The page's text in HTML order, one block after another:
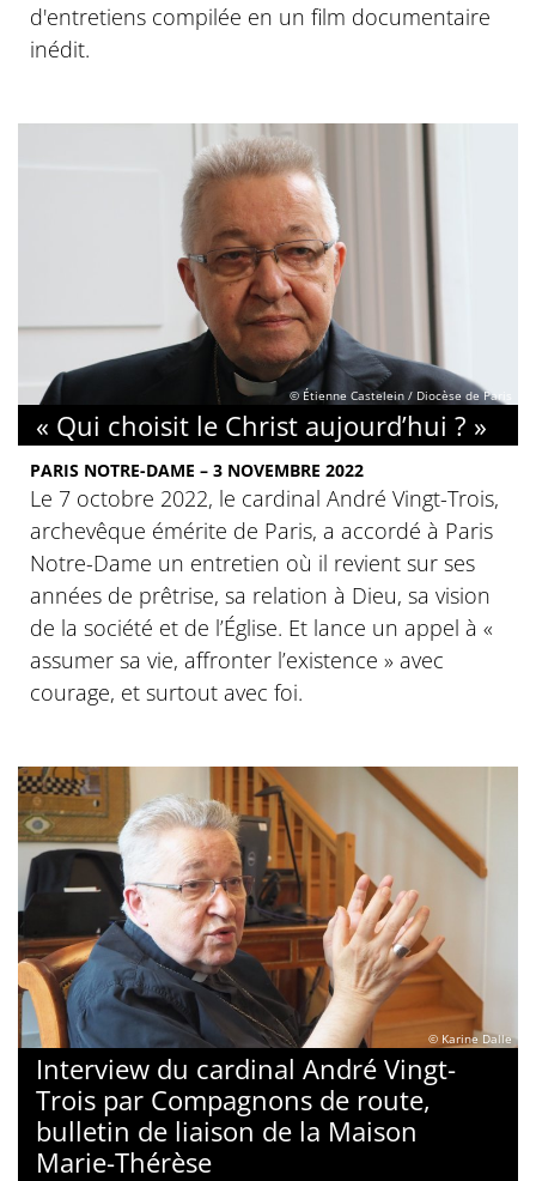
d'entretiens compilée en un film documentaire
inédit.
© Étienne Castelein / Diocèse de Paris
« Qui choisit le Christ aujourd’hui ? »
PARIS NOTRE-DAME – 3 NOVEMBRE 2022
Le 7 octobre 2022, le cardinal André Vingt-Trois,
archevêque émérite de Paris, a accordé à Paris
Notre-Dame un entretien où il revient sur ses
années de prêtrise, sa relation à Dieu, sa vision
de la société et de l’Église. Et lance un appel à «
assumer sa vie, affronter l’existence » avec
courage, et surtout avec foi.
© Karine Dalle
Interview du cardinal André Vingt-
Trois par Compagnons de route,
bulletin de liaison de la Maison
Marie-Thérèse